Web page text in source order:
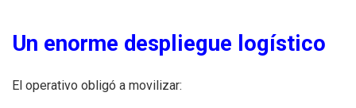
Un enorme despliegue logístico
El operativo obligó a movilizar: